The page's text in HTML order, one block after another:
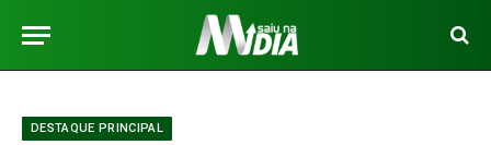
DESTAQUE PRINCIPAL